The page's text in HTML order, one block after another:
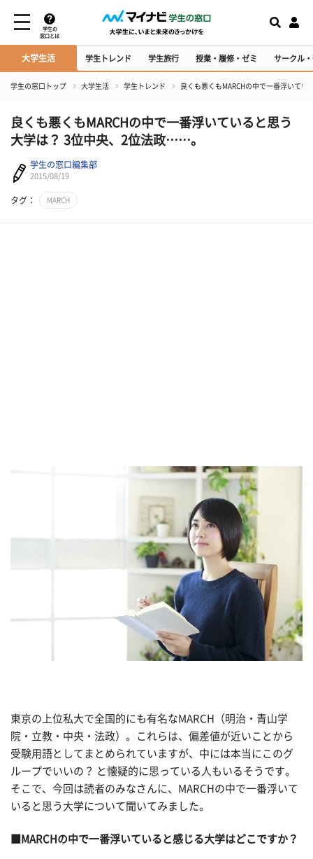
学生の
窓口とは
大学生活 学生トレンド 学生旅行 授業・履修・ゼミ サークル
学生の窓口トップ 大学生活 学生トレンド 良くも悪くもMARCHの中で一番浮いて
良くも悪くもMARCHの中で一番浮いていると思う
大学は？ 3位中央、2位法政……。
学生の窓口編集部
2015/08/19
タグ： MARCH
東京の上位私大で全国的にも有名なMARCH（明治・青山学
院・立教・中央・法政）。これらは、偏差値が近いことから
受験用語としてまとめられていますが、中には本当にこのグ
ループでいいの？ と懐疑的に思っている人もいるそうです。
そこで、今回は読者のみなさんに、MARCHの中で一番浮いて
いると思う大学について聞いてみました。
■MARCHの中で一番浮いていると感じる大学はどこですか？